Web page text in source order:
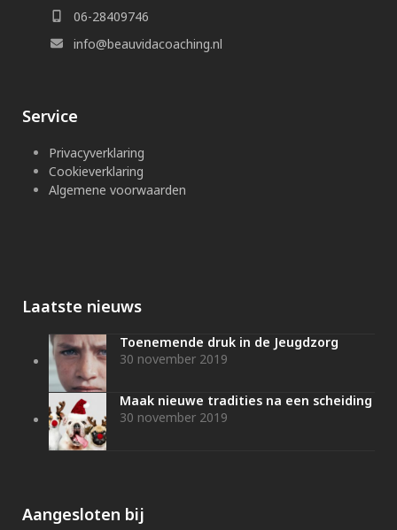
06-28409746
info@beauvidacoaching.nl
Service
Privacyverklaring
Cookieverklaring
Algemene voorwaarden
Laatste nieuws
Toenemende druk in de Jeugdzorg
30 november 2019
Maak nieuwe tradities na een scheiding
30 november 2019
Aangesloten bij